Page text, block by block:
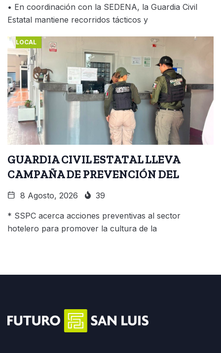
• En coordinación con la SEDENA, la Guardia Civil
Estatal mantiene recorridos tácticos y
LOCAL
GUARDIA CIVIL ESTATAL LLEVA
CAMPAÑA DE PREVENCIÓN DEL
8 Agosto, 2026 39
* SSPC acerca acciones preventivas al sector
hotelero para promover la cultura de la